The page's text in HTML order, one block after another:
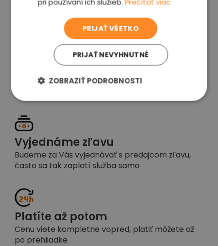
voľba
Garancia spokojnosti
Pokiaľ nebudete s našou prácou spokojní,
Vyjednáme zľavu
Budeme za Vás vyjednávať s predajcom zľavu,
často sa tak zaplatí služba sama
Platíte až potom
Cenu viete kompletne vopred, platiť môžete až
po prehliadke
PRIJAŤ VŠETKO
PRIJAŤ NEVYHNUTNÉ
ZOBRAZIŤ PODROBNOSTI